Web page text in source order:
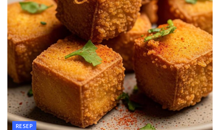
RESEP